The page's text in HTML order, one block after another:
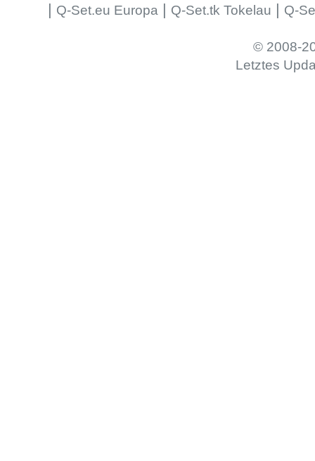
| Q-Set.eu Europa | Q-Set.tk Tokelau | Q-
© 2008-
Letztes